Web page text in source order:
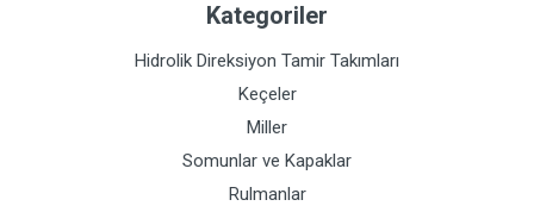
Kategoriler
Hidrolik Direksiyon Tamir Takımları
Keçeler
Miller
Somunlar ve Kapaklar
Rulmanlar